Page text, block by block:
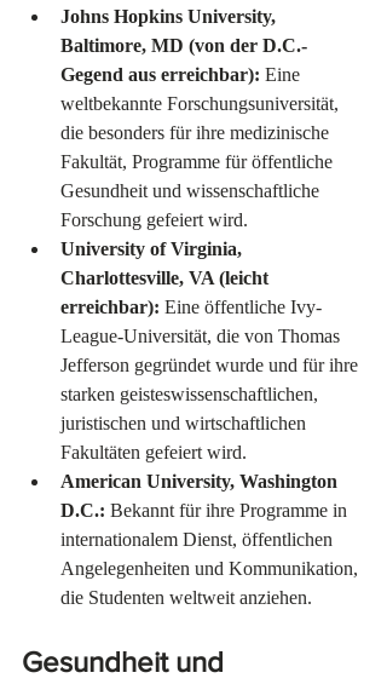
Johns Hopkins University,
Baltimore, MD (von der D.C.-
Gegend aus erreichbar): Eine
weltbekannte Forschungsuniversität,
die besonders für ihre medizinische
Fakultät, Programme für öffentliche
Gesundheit und wissenschaftliche
Forschung gefeiert wird.
University of Virginia,
Charlottesville, VA (leicht
erreichbar): Eine öffentliche Ivy-
League-Universität, die von Thomas
Jefferson gegründet wurde und für ihre
starken geisteswissenschaftlichen,
juristischen und wirtschaftlichen
Fakultäten gefeiert wird.
American University, Washington
D.C.: Bekannt für ihre Programme in
internationalem Dienst, öffentlichen
Angelegenheiten und Kommunikation,
die Studenten weltweit anziehen.
Gesundheit und